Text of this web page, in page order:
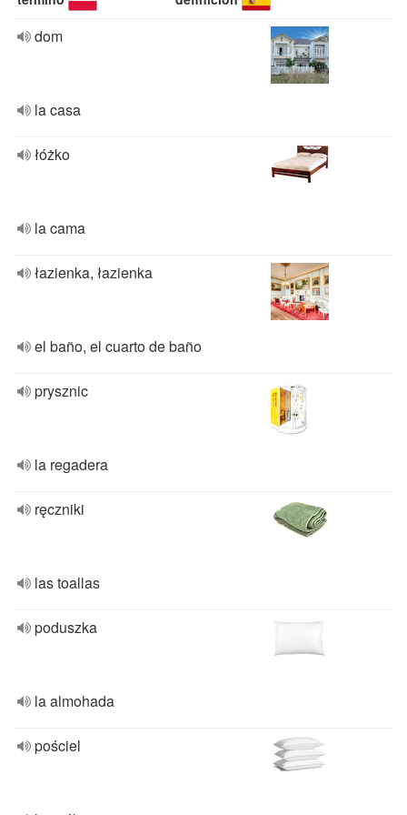
dom
la casa
łóżko
la cama
łazienka, łazienka
el baño, el cuarto de baño
prysznic
la regadera
ręczniki
las toallas
poduszka
la almohada
pościel